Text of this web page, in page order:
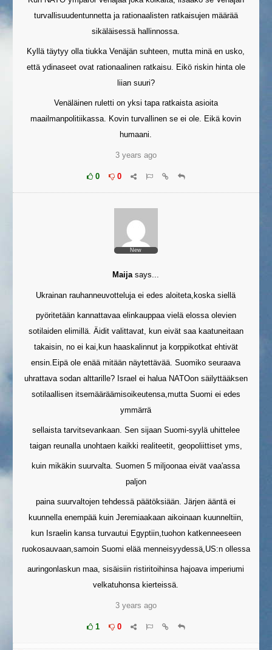
turvallisuudentunnetta ja rationaalisten ratkaisujen määrää
sikäläisessä hallinnossa.
Kyllä täytyy olla tiukka Venäjän suhteen, mutta minä en usko,
että ydinaseet ovat rationaalinen ratkaisu. Eikö riskin hinta ole
liian suuri?
Venäläinen ruletti on yksi tapa ratkaista asioita
maailmanpolitiikassa. Kovin turvallinen se ei ole. Eikä kovin
humaani.
3 years ago
0 0
New
Maija says...
Ukrainan rauhanneuvotteluja ei edes aloiteta,koska siellä
pyöritetään kannattavaa elinkauppaa vielä elossa olevien
sotilaiden elimillä. Äidit valittavat, kun eivät saa kaatuneitaan
takaisin, no ei kai,kun haaskalinnut ja korppikotkat ehtivät
ensin.Eipä ole enää mitään näytettävää. Suomiko seuraava
uhrattava sodan alttarille? Israel ei halua NATOon säilyttääksen
sotilaallisen itsemääräämisoikeutensa,mutta Suomi ei edes
ymmärrä
sellaista tarvitsevankaan. Sen sijaan Suomi-syylä uhittelee
taigan reunalla unohtaen kaikki realiteetit, geopoliittiset yms,
kuin mikäkin suurvalta. Suomen 5 miljoonaa eivät vaa'assa
paljon
paina suurvaltojen tehdessä päätöksiään. Järjen ääntä ei
kuunnella enempää kuin Jeremiaakaan aikoinaan kuunneltiin,
kun Israelin kansa turvautui Egyptiin,tuohon katkenneeseen
ruokosauvaan,samoin Suomi elää menneisyydessä,US:n ollessa
auringonlaskun maa, sisäisiin ristiritoihinsa hajoava imperiumi
velkatuhonsa kierteissä.
3 years ago
1 0